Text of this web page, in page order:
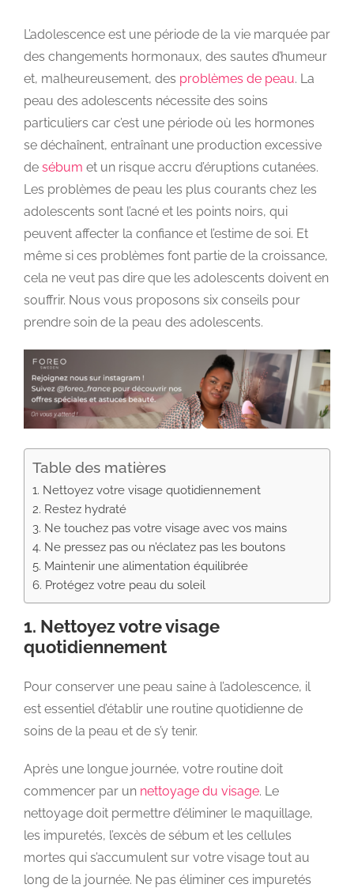
L’adolescence est une période de la vie marquée par
des changements hormonaux, des sautes d’humeur
et, malheureusement, des problèmes de peau. La
peau des adolescents nécessite des soins
particuliers car c’est une période où les hormones
se déchaînent, entraînant une production excessive
de sébum et un risque accru d’éruptions cutanées.
Les problèmes de peau les plus courants chez les
adolescents sont l’acné et les points noirs, qui
peuvent affecter la confiance et l’estime de soi. Et
même si ces problèmes font partie de la croissance,
cela ne veut pas dire que les adolescents doivent en
souffrir. Nous vous proposons six conseils pour
prendre soin de la peau des adolescents.
Table des matières
1. Nettoyez votre visage quotidiennement
2. Restez hydraté
3. Ne touchez pas votre visage avec vos mains
4. Ne pressez pas ou n’éclatez pas les boutons
5. Maintenir une alimentation équilibrée
6. Protégez votre peau du soleil
1. Nettoyez votre visage
quotidiennement
Pour conserver une peau saine à l’adolescence, il
est essentiel d’établir une routine quotidienne de
soins de la peau et de s’y tenir.
Après une longue journée, votre routine doit
commencer par un nettoyage du visage. Le
nettoyage doit permettre d’éliminer le maquillage,
les impuretés, l’excès de sébum et les cellules
mortes qui s’accumulent sur votre visage tout au
long de la journée. Ne pas éliminer ces impuretés